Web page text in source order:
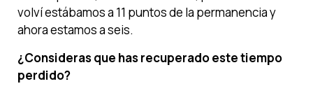
volví estábamos a 11 puntos de la permanencia y
ahora estamos a seis.
¿Consideras que has recuperado este tiempo
perdido?